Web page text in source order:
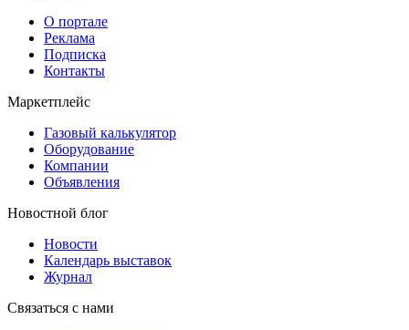
О портале
Реклама
Подписка
Контакты
Маркетплейс
Газовый калькулятор
Оборудование
Компании
Объявления
Новостной блог
Новости
Календарь выставок
Журнал
Связаться с нами